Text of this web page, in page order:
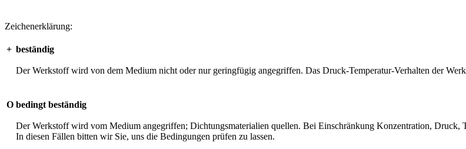
Zeichenerklärung:
+ beständig
Der Werkstoff wird von dem Medium nicht oder nur geringfügig angegriffen. Das Druck-Temperatur-Verhalten der
O bedingt beständig
Der Werkstoff wird vom Medium angegriffen; Dichtungsmaterialien quellen. Bei Einschränkung Konzentration, Druck,
In diesen Fällen bitten wir Sie, uns die Bedingungen prüfen zu lassen.